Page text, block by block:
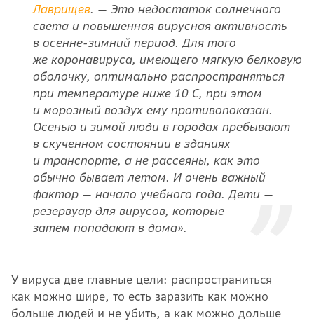
Лаврищев. — Это недостаток солнечного
света и повышенная вирусная активность
в осенне-зимний период. Для того
же коронавируса, имеющего мягкую белковую
оболочку, оптимально распространяться
при температуре ниже 10 С, при этом
и морозный воздух ему противопоказан.
Осенью и зимой люди в городах пребывают
в скученном состоянии в зданиях
и транспорте, а не рассеяны, как это
обычно бывает летом. И очень важный
фактор — начало учебного года. Дети —
резервуар для вирусов, которые
затем попадают в дома».
У вируса две главные цели: распространиться
как можно шире, то есть заразить как можно
больше людей и не убить, а как можно дольше